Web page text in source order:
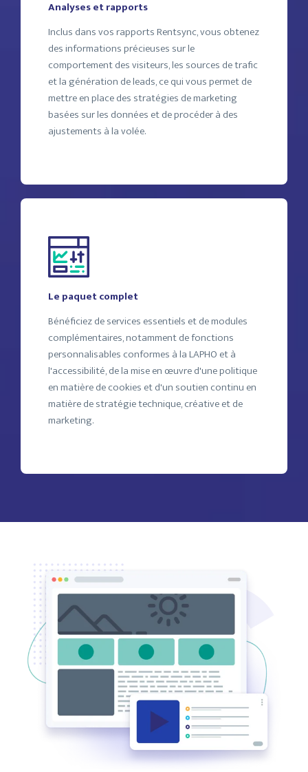
Analyses et rapports
Inclus dans vos rapports Rentsync, vous obtenez
des informations précieuses sur le
comportement des visiteurs, les sources de trafic
et la génération de leads, ce qui vous permet de
mettre en place des stratégies de marketing
basées sur les données et de procéder à des
ajustements à la volée.
Le paquet complet
Bénéficiez de services essentiels et de modules
complémentaires, notamment de fonctions
personnalisables conformes à la LAPHO et à
l'accessibilité, de la mise en œuvre d'une politique
en matière de cookies et d'un soutien continu en
matière de stratégie technique, créative et de
marketing.